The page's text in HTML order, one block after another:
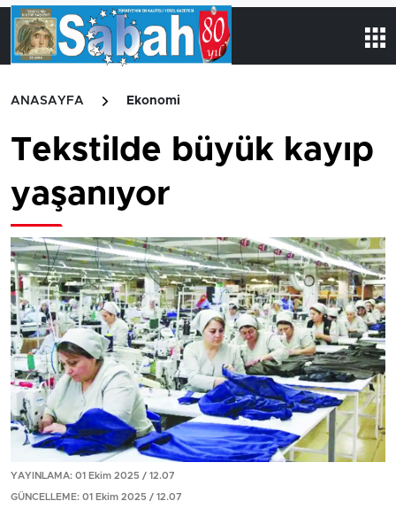
ANASAYFA Ekonomi
Tekstilde büyük kayıp
yaşanıyor
YAYINLAMA: 01 Ekim 2025 / 12.07
GÜNCELLEME: 01 Ekim 2025 / 12.07